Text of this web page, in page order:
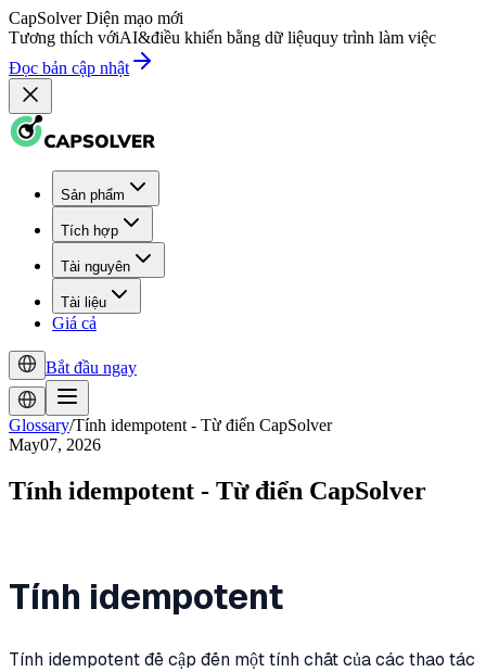
CapSolver Diện mạo mới
Tương thích vớiAI&điều khiển bằng dữ liệuquy trình làm việc
Đọc bản cập nhật
Sản phẩm
Tích hợp
Tài nguyên
Tài liệu
Giá cả
Bắt đầu ngay
Glossary/Tính idempotent - Từ điển CapSolver
May07, 2026
Tính idempotent - Từ điển CapSolver
Tính idempotent
Tính idempotent đề cập đến một tính chất của các thao tác